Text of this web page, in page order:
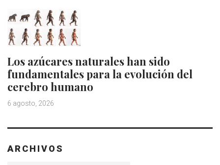
Los azúcares naturales han sido
fundamentales para la evolución del
cerebro humano
6 agosto, 2026
ARCHIVOS